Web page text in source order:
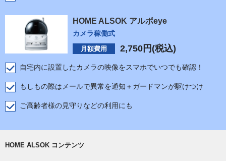
HOME ALSOK アルボeye
カメラ稼働式
月額費用 2,750 円(税込)
自宅内に設置したカメラの映像をスマホでいつでも確認！
もしもの際はメールで異常を通知＋ガードマンが駆けつけ
ご高齢者様の見守りなどの利用にも
HOME ALSOK コンテンツ